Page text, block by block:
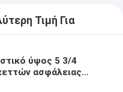
Τιμή Για
ύψος 5 3/4
ασφάλειας